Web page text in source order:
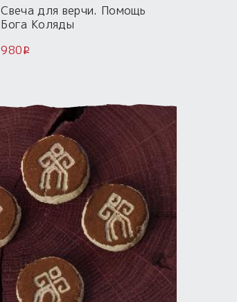
Свеча для верчи. Помощь
Бога Коляды
980i